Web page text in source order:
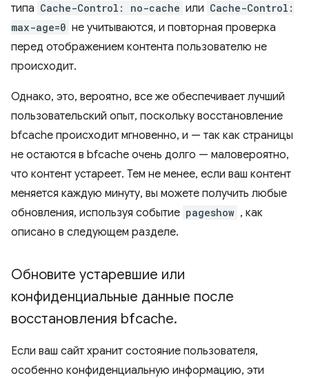
типа Cache-Control: no-cache или Cache-Control:
max-age=0 не учитываются, и повторная проверка
перед отображением контента пользователю не
происходит.
Однако, это, вероятно, все же обеспечивает лучший
пользовательский опыт, поскольку восстановление
bfcache происходит мгновенно, и — так как страницы
не остаются в bfcache очень долго — маловероятно,
что контент устареет. Тем не менее, если ваш контент
меняется каждую минуту, вы можете получить любые
обновления, используя событие pageshow , как
описано в следующем разделе.
Обновите устаревшие или
конфиденциальные данные после
восстановления bfcache.
Если ваш сайт хранит состояние пользователя,
особенно конфиденциальную информацию, эти